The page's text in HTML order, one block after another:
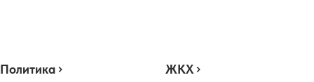
Политика ЖКХ